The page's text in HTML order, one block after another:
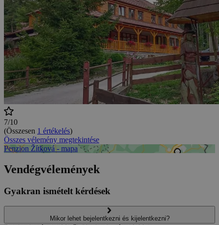
7/10
(Összesen 1 értékelés)
Összes vélemény megtekintése
Penzion Žítková - mapa
Vendégvélemények
Gyakran ismételt kérdések
Mikor lehet bejelentkezni és kijelentkezni?